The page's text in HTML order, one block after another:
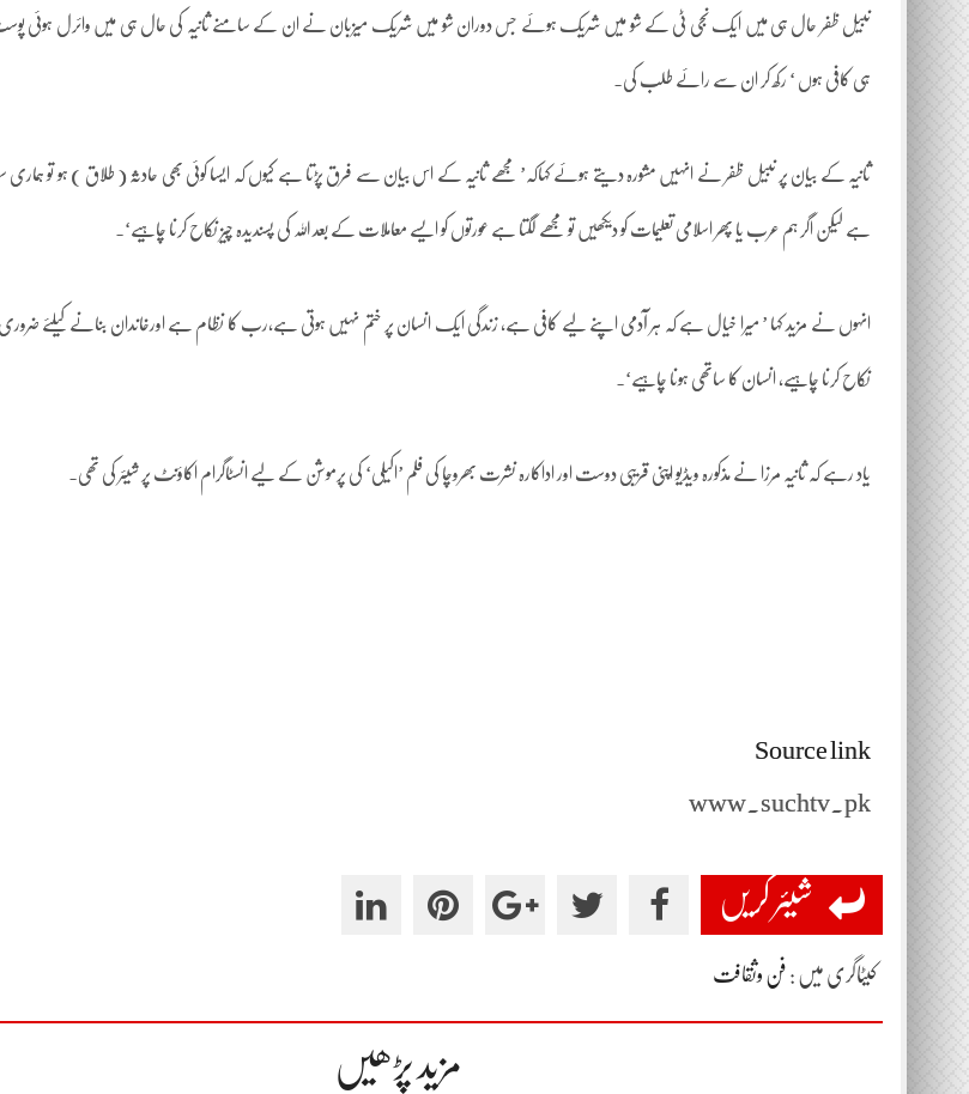
نبیل ظفر حال ہی میں ایک نجی ٹی کے شو میں شریک ہوئے جس دوران شو میں شریک میزبان نے ان کے سامنے ثانیہ کی حال ہی میں وائرل ہوئی پوسٹ
ہی کافی ہوں ‘ رکھ کر ان سے رائے طلب کی۔
ثانیہ کے بیان پر نبیل ظفر نے انہیں مشورہ دیتے ہوئے کہاکہ’ مجھے ثانیہ کے اس بیان سے فرق پڑتا ہے کیوں کہ ایسا کوئی بھی حادثہ ( طلاق ) ہو تو ہماری
ہے لیکن اگر ہم عرب یا پھر اسلامی تعلیمات کو دیکھیں تو مجھے لگتا ہے عورتوں کو ایسے معاملات کے بعد اللہ کی پسندیدہ چیز نکاح کرنا چاہیے‘۔
انہوں نے مزید کہا ’ میرا خیال ہے کہ ہر آدمی اپنے لیے کافی ہے، زندگی ایک انسان پر ختم نہیں ہوتی ہے،رب کا نظام ہے اورخاندان بنانے کیلئے
نکاح کرنا چاہیے، انسان کا ساتھی ہونا چاہیے‘۔
یاد رہے کہ ثانیہ مرزا نے مذکورہ ویڈیو اپنی قریبی دوست اور اداکارہ نشرت بھروچا کی فلم ’اکیلی‘ کی پرموشن کے لیے انسٹاگرام اکاؤنٹ پر شیئر کی تھی۔
Source link
www.suchtv.pk
شیئر کریں
کیٹاگری میں : فن وثقافت
مزید پڑھیں